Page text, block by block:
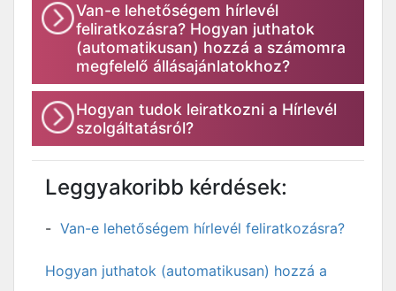
Van-e lehetőségem hírlevél
feliratkozásra? Hogyan juthatok
(automatikusan) hozzá a számomra
megfelelő állásajánlatokhoz?
Hogyan tudok leiratkozni a Hírlevél
szolgáltatásról?
Leggyakoribb kérdések:
Van-e lehetőségem hírlevél feliratkozásra?
Hogyan juthatok (automatikusan) hozzá a